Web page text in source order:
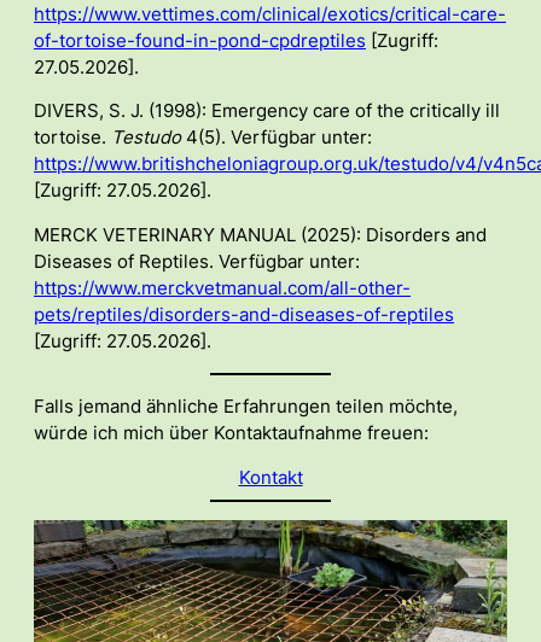
https://www.vettimes.com/clinical/exotics/critical-care-
of-tortoise-found-in-pond-cpdreptiles [Zugriff:
27.05.2026].
DIVERS, S. J. (1998): Emergency care of the critically ill
tortoise. Testudo4(5). Verfügbar unter:
https://www.britishcheloniagroup.org.uk/testudo/v4/
[Zugriff: 27.05.2026].
MERCK VETERINARY MANUAL (2025): Disorders and
Diseases of Reptiles. Verfügbar unter:
https://www.merckvetmanual.com/all-other-
pets/reptiles/disorders-and-diseases-of-reptiles
[Zugriff: 27.05.2026].
Falls jemand ähnliche Erfahrungen teilen möchte,
würde ich mich über Kontaktaufnahme freuen:
Kontakt